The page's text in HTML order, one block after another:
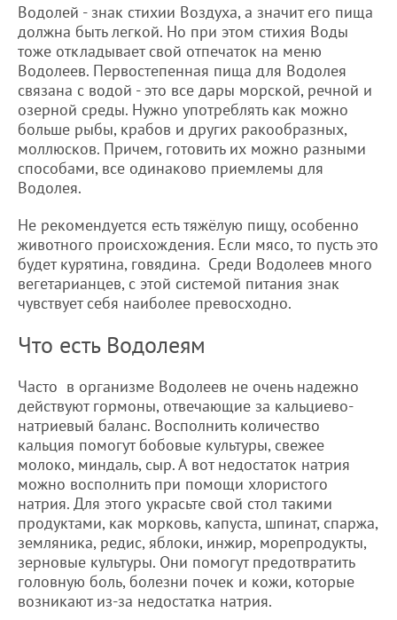
Водолей - знак стихии Воздуха, а значит его пища
должна быть легкой. Но при этом стихия Воды
тоже откладывает свой отпечаток на меню
Водолеев. Первостепенная пища для Водолея
связана с водой - это все дары морской, речной и
озерной среды. Нужно употреблять как можно
больше рыбы, крабов и других ракообразных,
моллюсков. Причем, готовить их можно разными
способами, все одинаково приемлемы для
Водолея.
Не рекомендуется есть тяжёлую пищу, особенно
животного происхождения. Если мясо, то пусть это
будет курятина, говядина. Среди Водолеев много
вегетарианцев, с этой системой питания знак
чувствует себя наиболее превосходно.
Что есть Водолеям
Часто в организме Водолеев не очень надежно
действуют гормоны, отвечающие за кальциево-
натриевый баланс. Восполнить количество
кальция помогут бобовые культуры, свежее
молоко, миндаль, сыр. А вот недостаток натрия
можно восполнить при помощи хлористого
натрия. Для этого украсьте свой стол такими
продуктами, как морковь, капуста, шпинат, спаржа,
земляника, редис, яблоки, инжир, морепродукты,
зерновые культуры. Они помогут предотвратить
головную боль, болезни почек и кожи, которые
возникают из-за недостатка натрия.